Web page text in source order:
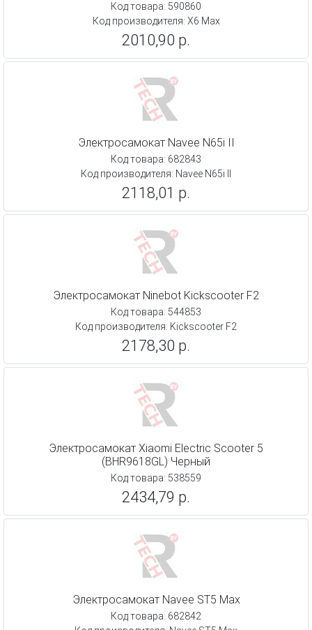
Код товара: 590860
Код производителя: X6 Max
2010,90 р.
Электросамокат Navee N65i II
Код товара: 682843
Код производителя: Navee N65i II
2118,01 р.
Электросамокат Ninebot Kickscooter F2
Код товара: 544853
Код производителя: Kickscooter F2
2178,30 р.
Электросамокат Xiaomi Electric Scooter 5
(BHR9618GL) Черный
Код товара: 538559
2434,79 р.
Электросамокат Navee ST5 Max
Код товара: 682842